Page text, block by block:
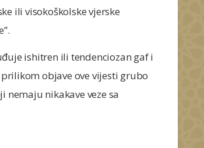
ili visokoškolske vjerske
ishitren ili tendenciozan gaf i
objave ove vijesti grubo
nikakave veze sa